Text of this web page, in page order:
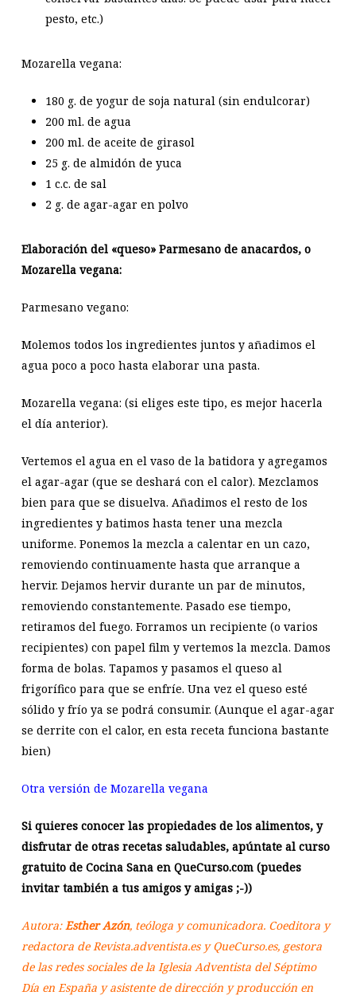
pesto, etc.)
Mozarella vegana:
180 g. de yogur de soja natural (sin endulcorar)
200 ml. de agua
200 ml. de aceite de girasol
25 g. de almidón de yuca
1 c.c. de sal
2 g. de agar-agar en polvo
Elaboración del «queso» Parmesano de anacardos, o
Mozarella vegana:
Parmesano vegano:
Molemos todos los ingredientes juntos y añadimos el
agua poco a poco hasta elaborar una pasta.
Mozarella vegana: (si eliges este tipo, es mejor hacerla
el día anterior).
Vertemos el agua en el vaso de la batidora y agregamos
el agar-agar (que se deshará con el calor). Mezclamos
bien para que se disuelva. Añadimos el resto de los
ingredientes y batimos hasta tener una mezcla
uniforme. Ponemos la mezcla a calentar en un cazo,
removiendo continuamente hasta que arranque a
hervir. Dejamos hervir durante un par de minutos,
removiendo constantemente. Pasado ese tiempo,
retiramos del fuego. Forramos un recipiente (o varios
recipientes) con papel film y vertemos la mezcla. Damos
forma de bolas. Tapamos y pasamos el queso al
frigorífico para que se enfríe. Una vez el queso esté
sólido y frío ya se podrá consumir. (Aunque el agar-agar
se derrite con el calor, en esta receta funciona bastante
bien)
Otra versión de Mozarella vegana
Si quieres conocer las propiedades de los alimentos, y
disfrutar de otras recetas saludables, apúntate al curso
gratuito de Cocina Sana en QueCurso.com (puedes
invitar también a tus amigos y amigas ;-))
Autora:Esther Azón, teóloga y comunicadora. Coeditora y
redactora de Revista.adventista.es y QueCurso.es, gestora
de las redes sociales de la Iglesia Adventista del Séptimo
Día en España y asistente de dirección y producción en